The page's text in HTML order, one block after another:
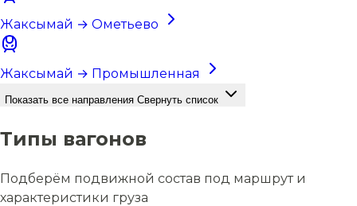
Жаксымай → Ометьево
Жаксымай → Промышленная
Показать все направления Свернуть список
Типы вагонов
Подберём подвижной состав под маршрут и
характеристики груза